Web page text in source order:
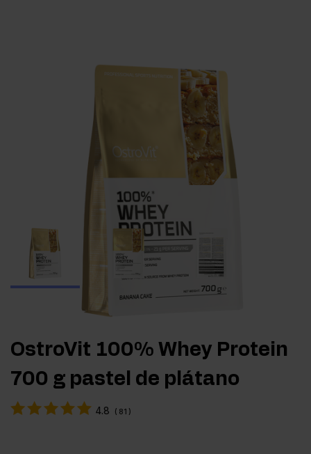
OstroVit 100% Whey Protein
700 g pastel de plátano
4.8 ( 81 )